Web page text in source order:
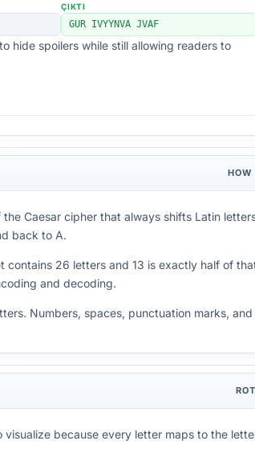
ÇIKTI
GUR IVYYNVA JVAF
hide spoilers while still allowing readers to
HOW
the Caesar cipher that always shifts Latin
back to A.
contains 26 letters and 13 is exactly half of
and decoding.
Numbers, spaces, punctuation marks,
visualize because every letter maps to the